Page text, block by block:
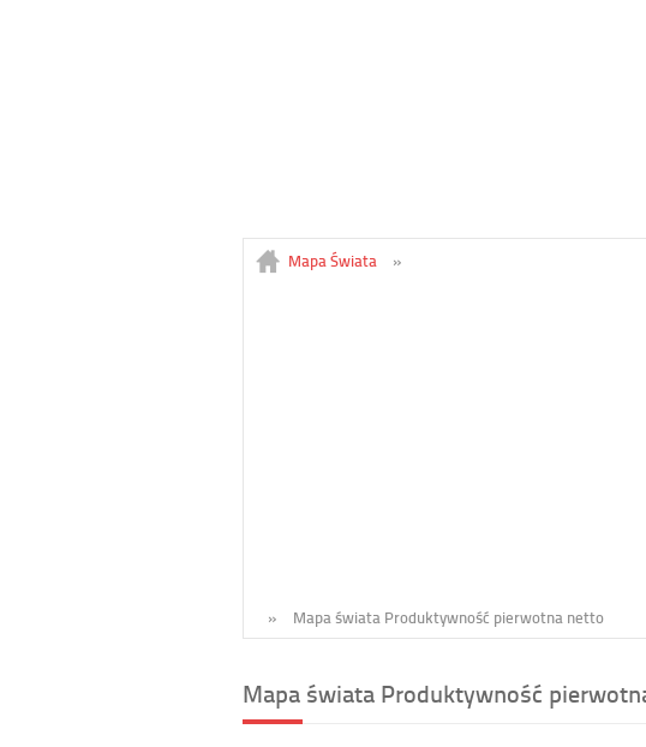
Mapa Świata »
» Mapa świata Produktywność pierwotna netto
Mapa świata Produktywność